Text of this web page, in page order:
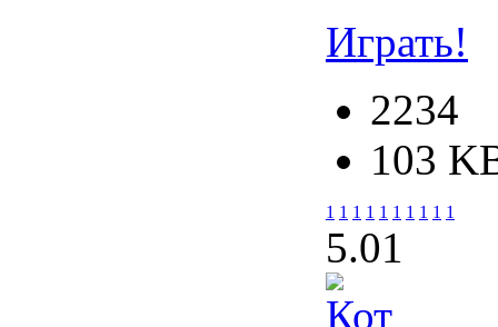
Играть!
2234
103
1 1 1 1 1 1 1 1 1 1
5.01